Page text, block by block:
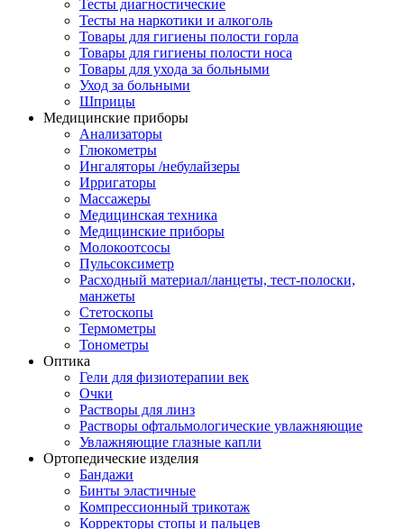
Тесты диагностические
Тесты на наркотики и алкоголь
Товары для гигиены полости горла
Товары для гигиены полости носа
Товары для ухода за больными
Уход за больными
Шприцы
Медицинские приборы
Анализаторы
Глюкометры
Ингаляторы /небулайзеры
Ирригаторы
Массажеры
Медицинская техника
Медицинские приборы
Молокоотсосы
Пульсоксиметр
Расходный материал/ланцеты, тест-полоски,
манжеты
Стетоскопы
Термометры
Тонометры
Оптика
Гели для физиотерапии век
Очки
Растворы для линз
Растворы офтальмологические увлажняющие
Увлажняющие глазные капли
Ортопедические изделия
Бандажи
Бинты эластичные
Компрессионный трикотаж
Корректоры стопы и пальцев